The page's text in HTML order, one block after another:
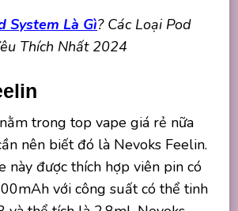
System Là Gì? Các Loại Pod
Thích Nhất 2024
trong top vape giá rẻ nữa
nên biết đó là Nevoks Feelin.
này được thích hợp viên pin có
với công suất có thể tinh